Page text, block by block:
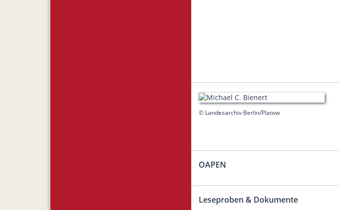
© Landesarchiv Berlin/Platow
OAPEN
Leseproben & Dokumente